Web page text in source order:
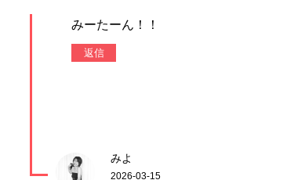
みーたーん！！
返信
みよ
2026-03-15